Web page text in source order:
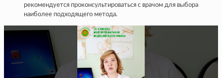
рекомендуется проконсультироваться с врачом для выбора
наиболее подходящего метода.